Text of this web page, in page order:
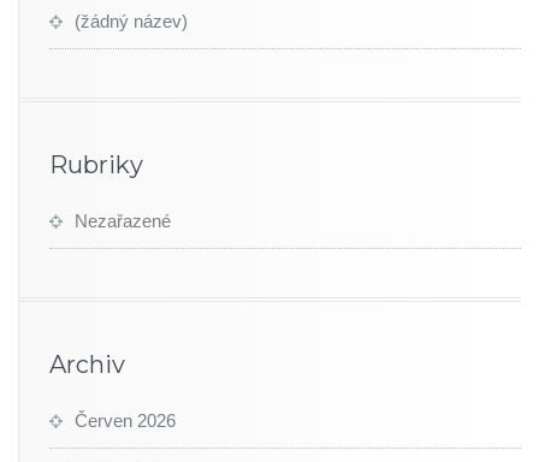
(žádný název)
Rubriky
Nezařazené
Archiv
Červen 2026